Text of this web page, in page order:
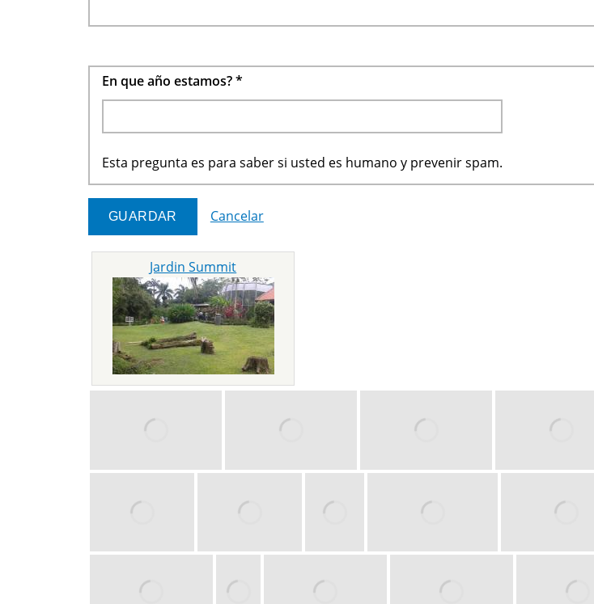
En que año estamos?*
Esta pregunta es para saber si usted es humano y prevenir spam.
Cancelar
Jardin Summit